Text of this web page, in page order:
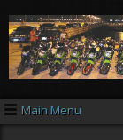
Main Menu